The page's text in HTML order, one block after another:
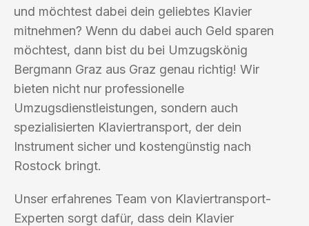
und möchtest dabei dein geliebtes Klavier
mitnehmen? Wenn du dabei auch Geld sparen
möchtest, dann bist du bei Umzugskönig
Bergmann Graz aus Graz genau richtig! Wir
bieten nicht nur professionelle
Umzugsdienstleistungen, sondern auch
spezialisierten Klaviertransport, der dein
Instrument sicher und kostengünstig nach
Rostock bringt.
Unser erfahrenes Team von Klaviertransport-
Experten sorgt dafür, dass dein Klavier